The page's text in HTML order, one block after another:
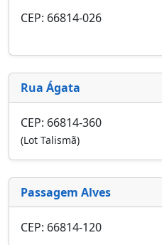
CEP: 66814-026
Rua Ágata
CEP: 66814-360
(Lot Talismã)
Passagem Alves
CEP: 66814-120